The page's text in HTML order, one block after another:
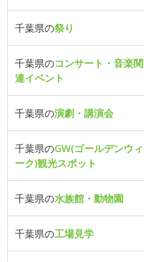
千葉県の祭り
千葉県のコンサート・音楽関
連イベント
千葉県の演劇・講演会
千葉県のGW(ゴールデンウィ
ーク)観光スポット
千葉県の水族館・動物園
千葉県の工場見学